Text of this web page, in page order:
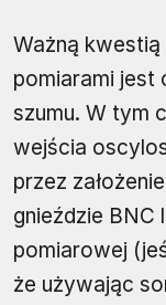
Ważną
pomiarami jest
szumu. W tym
wejścia
przez
gnieździe
pomiarowej
że używając